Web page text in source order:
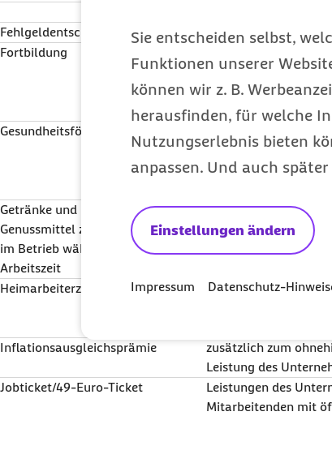
Sie entscheiden selbst,
Funktionen unserer
können wir z. B.
herausfinden, für welche
Nutzungserlebnis bieten
anpassen. Und auch
Einstellungen ändern
Impressum Datenschutz-
Fehlgeldentschädigung
Fortbildung
Gesundheitsförderung
zusätzlich zum
Leistungen des
allgemeinen
Getränke und
Genussmittel zum Verzehr
im Betrieb während der
Arbeitszeit
sogenannte
Heimarbeiterzuschlag
Lohnzuschläge, die
Inflationsausgleichsprämie
zusätzlich zum
Leistung des
Jobticket/49-Euro-Ticket
Leistungen des
Mitarbeitenden mit